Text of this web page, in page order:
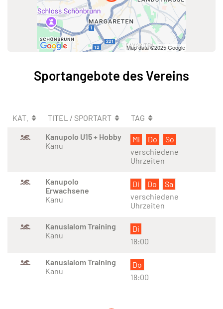
Sportangebote des Vereins
KAT. TITEL / SPORTART
TAG
Kanupolo U15 + Hobby
Kanu
Mi Do
So
verschiedene
Uhrzeiten
Kanupolo
Erwachsene
Kanu
Di Do
Sa
verschiedene
Uhrzeiten
Kanuslalom Training
Kanu
Di
18:00
Kanuslalom Training
Kanu
Do
18:00